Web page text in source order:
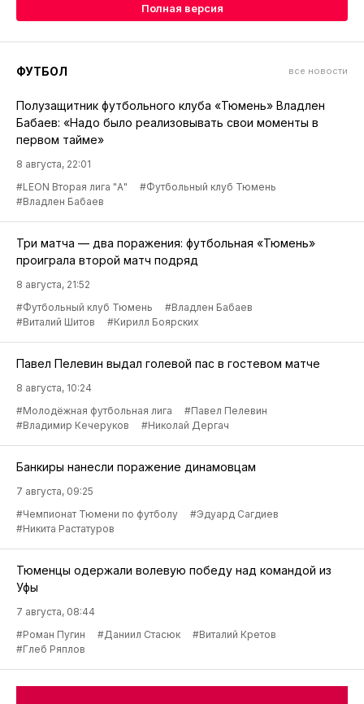
Полная версия
ФУТБОЛ все новости
Полузащитник футбольного клуба «Тюмень» Владлен
Бабаев: «Надо было реализовывать свои моменты в
первом тайме»
8 августа, 22:01
#LEON Вторая лига "А"
#Футбольный клуб Тюмень
#Владлен Бабаев
Три матча — два поражения: футбольная «Тюмень»
проиграла второй матч подряд
8 августа, 21:52
#Футбольный клуб Тюмень
#Владлен Бабаев
#Виталий Шитов
#Кирилл Боярских
Павел Пелевин выдал голевой пас в гостевом матче
8 августа, 10:24
#Молодёжная футбольная лига
#Павел Пелевин
#Владимир Кечеруков
#Николай Дергач
Банкиры нанесли поражение динамовцам
7 августа, 09:25
#Чемпионат Тюмени по футболу
#Эдуард Сагдиев
#Никита Растатуров
Тюменцы одержали волевую победу над командой из
Уфы
7 августа, 08:44
#Роман Пугин
#Даниил Стасюк
#Виталий Кретов
#Глеб Ряплов